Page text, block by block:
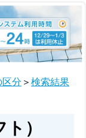
区分 ＞ 検索結果
）